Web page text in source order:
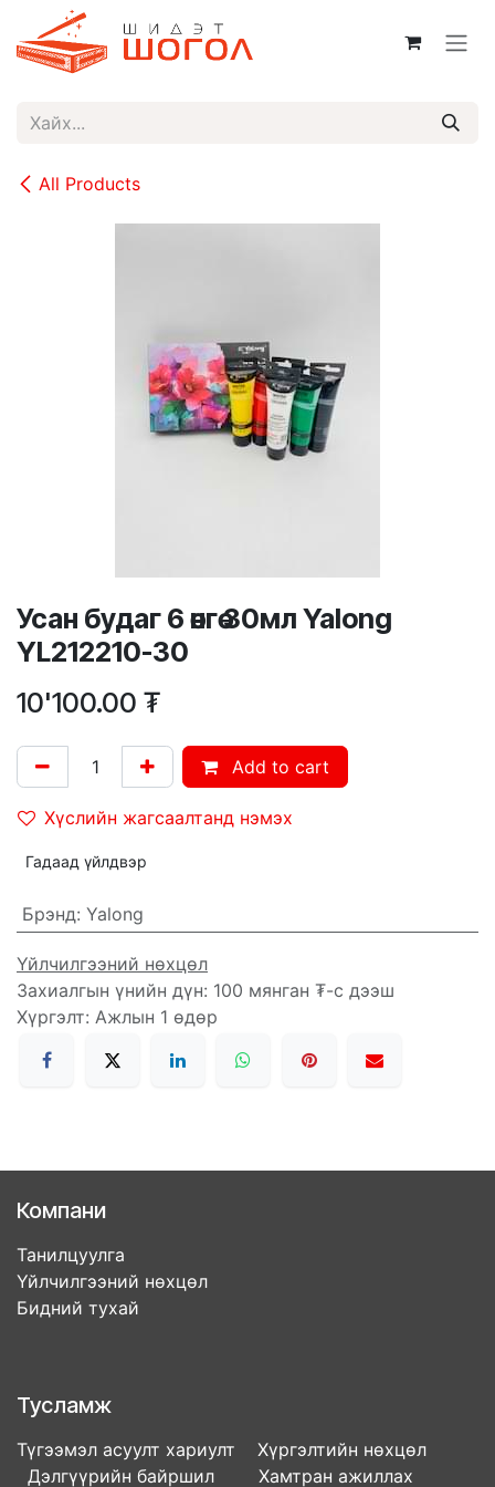
Skip to Content
All Products
Усан будаг 6 өнгө 30мл Yalong
YL212210-30
10'100.00 ₮
Add to cart
Хүслийн жагсаалтанд нэмэх
Гадаад үйлдвэр
Брэнд: Yalong
Үйлчилгээний нөхцөл
Захиалгын үнийн дүн: 100 мянган ₮-с дээш
Хүргэлт: Ажлын 1 өдөр
Компани
Танилцуулга
Үйлчилгээний нөхцөл
Бидний тухай
Тусламж
Түгээмэл асуулт хариулт Хүргэлтийн нөхцөл
Дэлгүүрийн байршил Хамтран ажиллах